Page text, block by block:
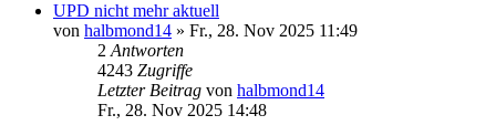
UPD nicht mehr aktuell
von halbmond14 » Fr., 28. Nov 2025 11:49
2 Antworten
4243 Zugriffe
Letzter Beitrag von halbmond14
Fr., 28. Nov 2025 14:48